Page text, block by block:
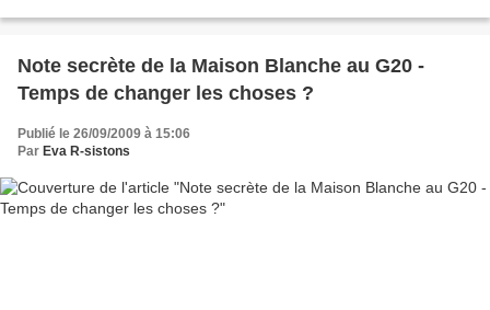
Note secrète de la Maison Blanche au G20 -
Temps de changer les choses ?
Publié le 26/09/2009 à 15:06
Par Eva R-sistons